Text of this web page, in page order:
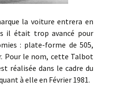
la voiture entrera en
il était trop avancé pour
: plate-forme de 505,
Pour le nom, cette Talbot
réalisée dans le cadre du
à elle en Février 1981.